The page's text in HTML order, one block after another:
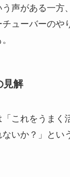
声がある一方
チューバーのや
見解
これをうまく
いか？」とい